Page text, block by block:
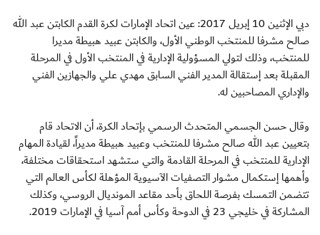
دبي الإثنين 10 إبريل 2017: عين اتحاد الإمارات لكرة القدم الكابتن عبد الله
صالح مشرفا للمنتخب الوطني الأول، والكابتن عبيد هبيطة مديرا
للمنتخب، وذلك لتولي المسؤولية الإدارية في المنتخب الأول في المرحلة
المقبلة بعد إستقالة المدير الفني السابق مهدي علي والجهازين الفني
والإداري المصاحبين له.
وقال حسن الجسمي المتحدث الرسمي بإتحاد الكرة، أن الاتحاد قام
بتعيين عبد الله صالح مشرفا للمنتخب وعبيد هبيطة مديراً، لقيادة المهام
الإدارية للمنتخب في المرحلة القادمة والتي ستشهد استحقاقات مختلفة،
وأهمها إستكمال مشوار التصفيات الآسيوية المؤهلة لكأس العالم التي
تتضمن التمسك بفرصة اللحاق بأحد مقاعد المونديال الروسي، وكذلك
المشاركة في خليجي 23 في الدوحة وكأس أمم آسيا في الإمارات 2019.